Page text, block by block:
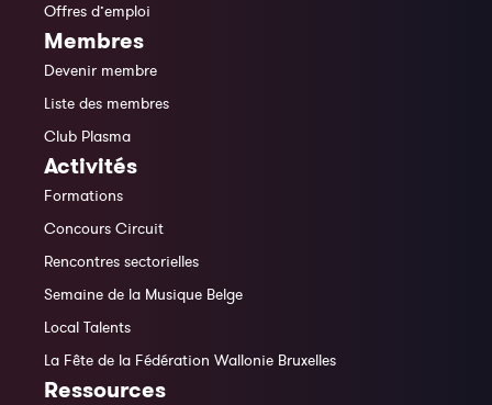
Offres d’emploi
Membres
Devenir membre
Liste des membres
Club Plasma
Activités
Formations
Concours Circuit
Rencontres sectorielles
Semaine de la Musique Belge
Local Talents
La Fête de la Fédération Wallonie Bruxelles
Ressources